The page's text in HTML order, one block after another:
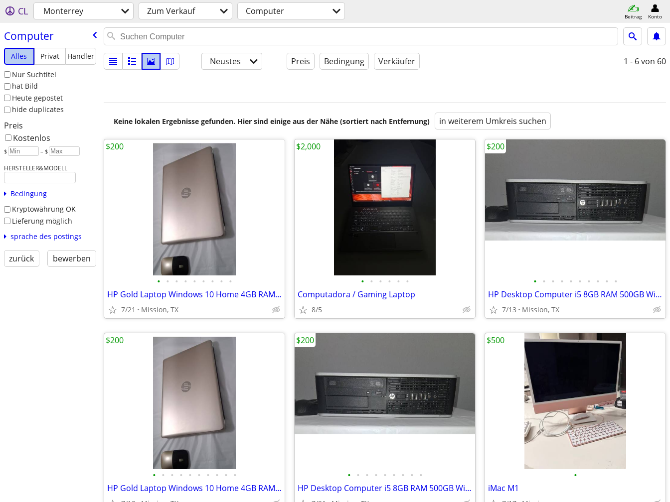
CL Monterrey Zum Verkauf Computer Beitrag Konto
Computer
Alles Privat
Händler
Nur Suchtitel
hat Bild
Heute gepostet
hide duplicates
Preis
Kostenlos
$ – $
HERSTELLER&MODELL
Bedingung
Kryptowährung OK
Lieferung möglich
sprache des postings
zurück bewerben
Neustes Preis Bedingung Verkäufer 1 - 6von 60
Keine lokalen Ergebnisse gefunden. Hier sind einige aus der Nähe (sortiert nach Entfernung) in weiterem Umkreis suchen
• • • • • • • • •
HP Gold Laptop Windows 10 Home 4GB RAM Fresh Install + HP Charger & Mo
7/21 Mission, TX
$200
• • • • • •
Computadora / Gaming Laptop
8/5
$2,000
• • • • • • • • • •
HP Desktop Computer i5 8GB RAM 500GB Windows 10 Pro + Keyboard Mouse H
7/13 Mission, TX
$200
• • • • • • • • • •
HP Gold Laptop Windows 10 Home 4GB RAM Fresh Install + HP Charger & Mo
$200
• • • • • • • • •
HP Desktop Computer i5 8GB RAM 500GB Windows 10 Pro + Keyboard Mouse H
$200
•
iMac M1
$500